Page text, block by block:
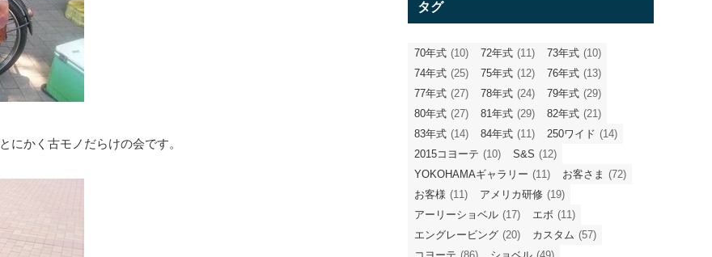
にかく古モノだらけの会です。
タグ
70年式 (10) 72年式 (11) 73年式 (10)
74年式 (25) 75年式 (12) 76年式 (13)
77年式 (27) 78年式 (24) 79年式 (29)
80年式 (27) 81年式 (29) 82年式 (21)
83年式 (14) 84年式 (11) 250ワイド (14)
2015コヨーテ (10) S&S (12)
YOKOHAMAギャラリー (11) お客さま (72)
お客様 (11) アメリカ研修 (19)
アーリーショベル (17) エボ (11)
エングレービング (20) カスタム (57)